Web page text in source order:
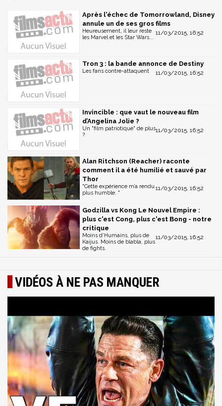
Après l'échec de Tomorrowland, Disney
annule un de ses gros films
11/03/2015, 16:52
Heureusement, il leur reste
les Marvel et les Star Wars...
Tron 3 : la bande annonce de Destiny
11/03/2015, 16:52
Les fans contre-attaquent
Invincible : que vaut le nouveau film
d’Angelina Jolie ?
11/03/2015, 16:52
Un "film patriotique" de plus
?
Alan Ritchson (Reacher) raconte
comment il a été humilié et sauvé par
Thor
11/03/2015, 16:52
"Cette expérience m’a rendu
plus humble. "
Godzilla vs Kong Le Nouvel Empire :
plus c'est Cong, plus c'est Bong - notre
critique
11/03/2015, 16:52
Moins d'Humains, plus de
Kaijus. Moins de blabla, plus
de fights.
VIDÉOS À NE PAS MANQUER